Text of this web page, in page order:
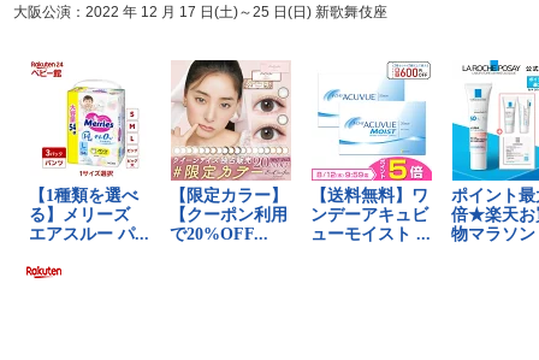
大阪公演：2022 年 12 月 17 日(土)～25 日(日) 新歌舞伎座